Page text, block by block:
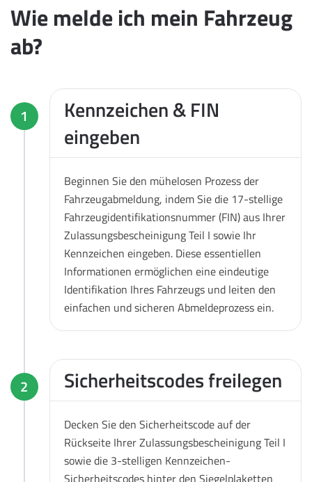
Wie melde ich mein Fahrzeug
ab?
1
Kennzeichen & FIN
eingeben
Beginnen Sie den mühelosen Prozess der
Fahrzeugabmeldung, indem Sie die 17-stellige
Fahrzeugidentifikationsnummer (FIN) aus Ihrer
Zulassungsbescheinigung Teil I sowie Ihr
Kennzeichen eingeben. Diese essentiellen
Informationen ermöglichen eine eindeutige
Identifikation Ihres Fahrzeugs und leiten den
einfachen und sicheren Abmeldeprozess ein.
2 Sicherheitscodes freilegen
Decken Sie den Sicherheitscode auf der
Rückseite Ihrer Zulassungsbescheinigung Teil I
sowie die 3-stelligen Kennzeichen-